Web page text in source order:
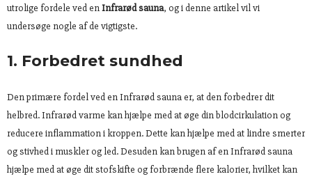
utrolige fordele ved enInfrarød sauna, og i denne artikel vil vi
undersøge nogle af de vigtigste.
1. Forbedret sundhed
Den primære fordel ved en Infrarød sauna er, at den forbedrer dit
helbred. Infrarød varme kan hjælpe med at øge din blodcirkulation og
reducere inflammation i kroppen. Dette kan hjælpe med at lindre smerter
og stivhed i muskler og led. Desuden kan brugen af en Infrarød sauna
hjælpe med at øge dit stofskifte og forbrænde flere kalorier, hvilket kan